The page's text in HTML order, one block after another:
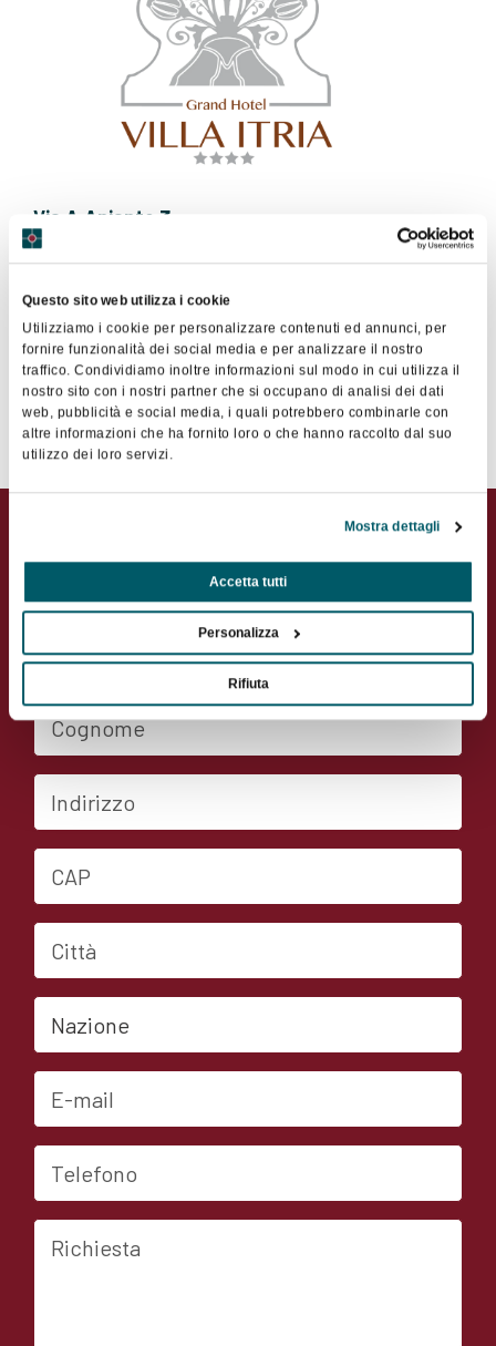
Questo sito web utilizza i cookie
Utilizziamo i cookie per personalizzare contenuti ed annunci, per
fornire funzionalità dei social media e per analizzare il nostro
traffico. Condividiamo inoltre informazioni sul modo in cui utilizza il
nostro sito con i nostri partner che si occupano di analisi dei dati
web, pubblicità e social media, i quali potrebbero combinarle con
altre informazioni che ha fornito loro o che hanno raccolto dal suo
utilizzo dei loro servizi.
Mostra dettagli
Accetta tutti
Personalizza
Rifiuta
Via A.Aniante 3
Viagrande
0952266111
Sito Web
Contatta il socio
Contatta il socio
Cognome
Indirizzo
CAP
Città
Nazione
E-mail
Telefono
Richiesta